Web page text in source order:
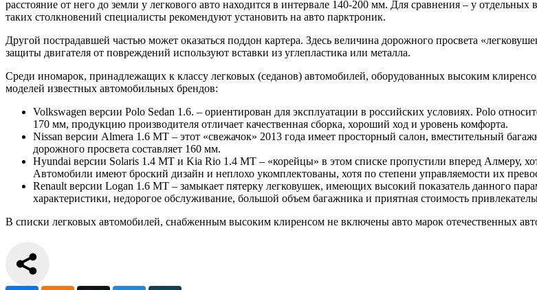
расстояние от него до земли у легкового авто находится в интервале 140-200 мм. Для сравнения – у
таких столкновений специалисты рекомендуют установить на авто парктроник.
Другой пострадавшей частью может оказаться поддон картера. Здесь величина дорожного просвета
защиты двигателя от повреждений используют вставки из углепластика или металла.
Среди иномарок, принадлежащих к классу легковых (седанов) автомобилей, оборудованных высоким
моделей известных автомобильных брендов:
Volkswagen версии Polo Sedan 1.6. – ориентирован для эксплуатации в российских условиях. Polo
170 мм, продукцию производителя отличает качественная сборка, хороший ход и уровень комфорта.
Nissan версии Almera 1.6 MT – этот «свежачок» 2013 года имеет просторный салон, вместительный
дорожного просвета составляет 160 мм.
Hyundai версии Solaris 1.4 MT и Kia Rio 1.4 MT – «корейцы» в этом списке пропустили вперед Алмеру,
Автомобили имеют броский дизайн и неплохо укомплектованы, хотя по степени управляемости их
Renault версии Logan 1.6 MT – замыкает пятерку легковушек, имеющих высокий показатель данного
характеристики, недорогое обслуживание, большой объем багажника и приятная стоимость
В списки легковых автомобилей, снабженным высоким клиренсом не включены авто марок отечественных